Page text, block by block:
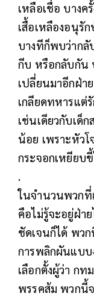
เหลือเชื่อ บาง
เสื้อเหลืองอนุรั
บางทีก็พบว่ากลั
กีบ หรือกลับกัน
เปลี่ยนมาอีกฝ่า
เกลียดทหารแต่
เช่นเดียวกับเด็
น้อย เพราะหัว
กระจอกเหยียบ
.
ในจำนวนพวกที่
คือไม่รู้จะอยู่ฝ่า
ชัดเจนก็ได้ พว
การพลิกผันแบบ
เลือกตั้งผู้ว่า ก
พรรคส้ม พวกนี้